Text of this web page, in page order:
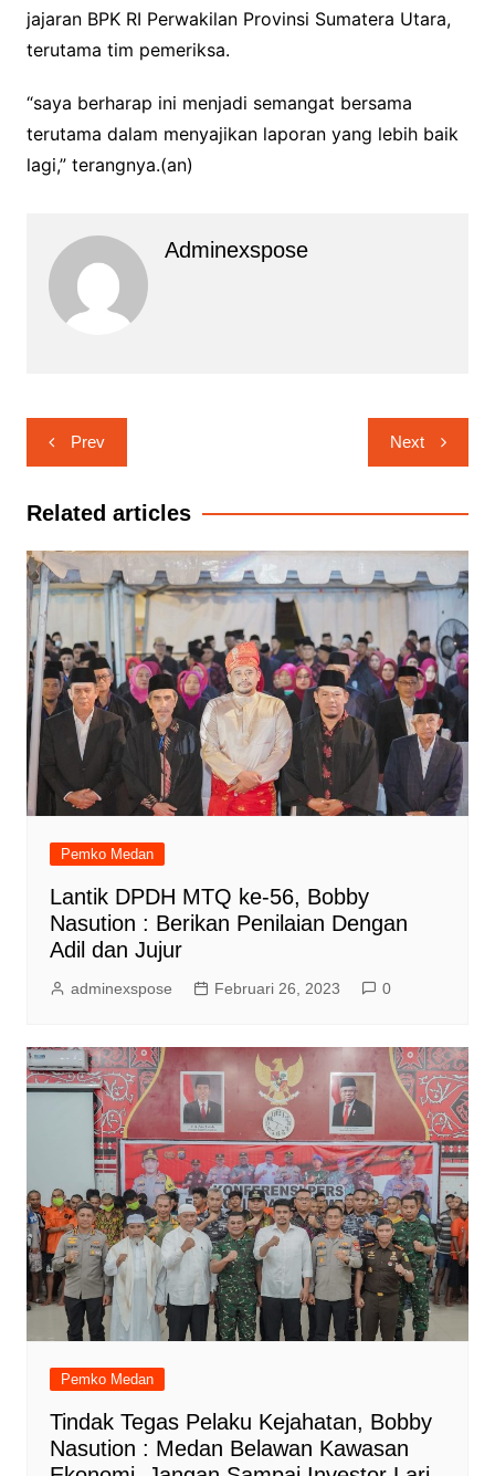
jajaran BPK RI Perwakilan Provinsi Sumatera Utara,
terutama tim pemeriksa.
“saya berharap ini menjadi semangat bersama
terutama dalam menyajikan laporan yang lebih baik
lagi,” terangnya.(an)
Adminexspose
Navigasi
pos
Prev Next
Related articles
Pemko Medan
Lantik DPDH MTQ ke-56, Bobby
Nasution : Berikan Penilaian Dengan
Adil dan Jujur
adminexspose Februari 26, 2023 0
Pemko Medan
Tindak Tegas Pelaku Kejahatan, Bobby
Nasution : Medan Belawan Kawasan